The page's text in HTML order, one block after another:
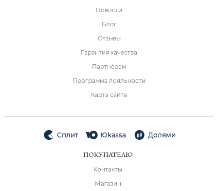
Новости
Блог
Отзывы
Гарантия качества
Партнёрам
Программа лояльности
Карта сайта
Сплит Юkassa Долями
ПОКУПАТЕЛЮ
Контакты
Магазин